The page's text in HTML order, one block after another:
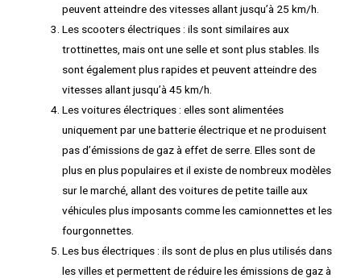
peuvent atteindre des vitesses allant jusqu’à 25 km/h.
Les scooters électriques : ils sont similaires aux
trottinettes, mais ont une selle et sont plus stables. Ils
sont également plus rapides et peuvent atteindre des
vitesses allant jusqu’à 45 km/h.
Les voitures électriques : elles sont alimentées
uniquement par une batterie électrique et ne produisent
pas d’émissions de gaz à effet de serre. Elles sont de
plus en plus populaires et il existe de nombreux modèles
sur le marché, allant des voitures de petite taille aux
véhicules plus imposants comme les camionnettes et les
fourgonnettes.
Les bus électriques : ils sont de plus en plus utilisés dans
les villes et permettent de réduire les émissions de gaz à